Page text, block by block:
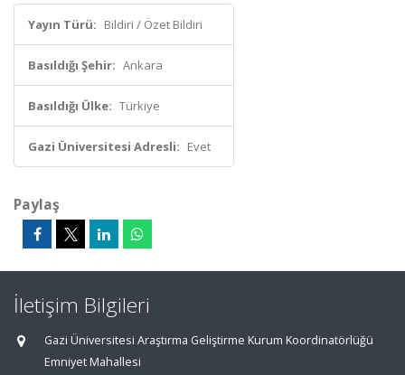
Yayın Türü: Bildiri / Özet Bildiri
Basıldığı Şehir: Ankara
Basıldığı Ülke: Türkiye
Gazi Üniversitesi Adresli: Evet
Paylaş
İletişim Bilgileri
Gazi Üniversitesi Araştırma Geliştirme Kurum Koordinatörlüğü
Emniyet Mahallesi